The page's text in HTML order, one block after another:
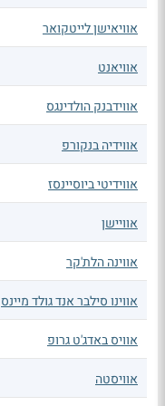
אוויאישן לייטקואר
אוויאנט
אווידבנק הולדינגס
אווידיה בנקורפ
אווידיטי ביוסיינסז
אוויישן
אווינה הלת'קר
אווינו סילבר אנד גולד מיינס
אוויס באדג'ט גרופ
אוויסטה